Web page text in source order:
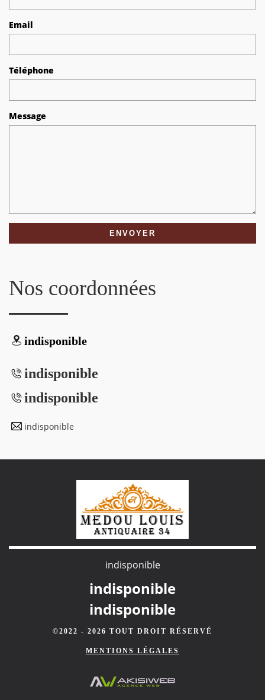
Email
Téléphone
Message
Nos coordonnées
indisponible
indisponible
indisponible
indisponible
indisponible
indisponible
indisponible
©2022 - 2026 TOUT DROIT RÉSERVÉ
MENTIONS LÉGALES